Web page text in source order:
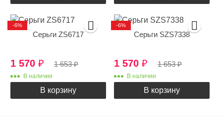
Серьги ZS6717
1 570 ₽ 1 653₽
В наличии
В корзину
-6%
Серьги SZS7338
1 570 ₽ 1 653₽
В наличии
В корзину
-6%